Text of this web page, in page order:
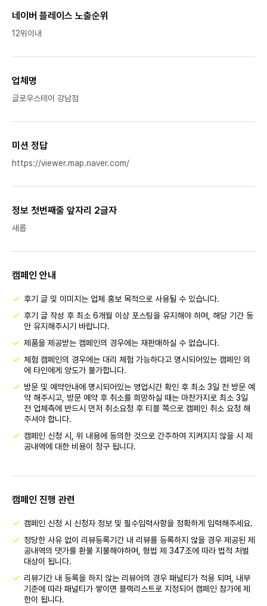
네이버 플레이스 노출순위
12위이내
업체명
글로우스테이 강남점
미션 정답
https://viewer.map.naver.com/
정보 첫번째줄 앞자리 2글자
새롭
캠페인 안내
후기 글 및 이미지는 업체 홍보 목적으로 사용될 수 있습니다.
후기 글 작성 후 최소 6개월 이상 포스팅을 유지해야 하며, 해당 기간 동
안 유지해주시기 바랍니다.
제품을 제공받는 캠페인의 경우에는 재판매하실 수 없습니다.
체험 캠페인의 경우에는 대리 체험 가능하다고 명시되어있는 캠페인 외
에 타인에게 양도가 불가합니다.
방문 및 예약안내에 명시되어있는 영업시간 확인 후 최소 3일 전 방문 예
약 해주시고, 방문 예약 후 취소를 희망하실 때는 마찬가지로 최소 3일
전 업체측에 반드시 먼저 취소요청 후 티블 쪽으로 캠페인 취소 요청 해
주셔야 합니다.
캠페인 신청 시, 위 내용에 동의한 것으로 간주하여 지켜지지 않을 시 제
공내역에 대한 비용이 청구 됩니다.
캠페인 진행 관련
캠페인 신청 시 신청자 정보 및 필수입력사항을 정확하게 입력해주세요.
정당한 사유 없이 리뷰등록기간 내 리뷰를 등록하지 않을 경우 제공된 제
공내역의 댓가를 환불 지불해야하며, 형법 제 347조에 따라 법적 처벌
대상이 됩니다.
리뷰기간 내 등록을 하지 않는 리뷰어의 경우 패널티가 적용 되며, 내부
기준에 따라 패널티가 쌓이면 블랙리스트로 지정되어 캠페인 참가에 제
한이 됩니다.